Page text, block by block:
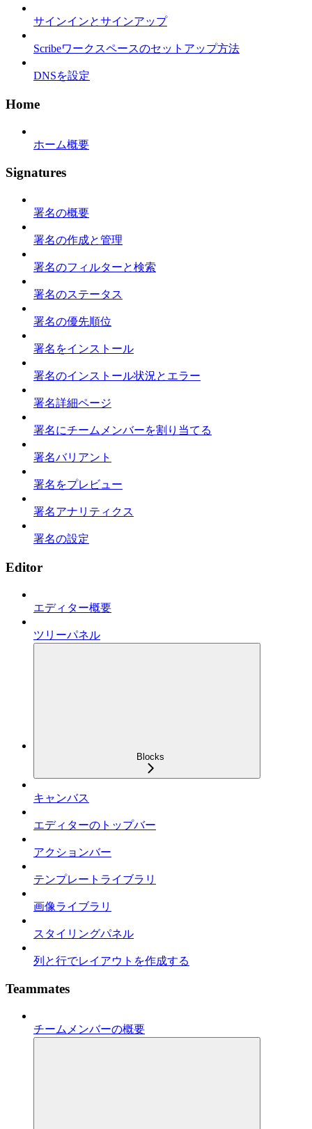
サインインとサインアップ
Scribeワークスペースのセットアップ方法
DNSを設定
Home
ホーム概要
Signatures
署名の概要
署名の作成と管理
署名のフィルターと検索
署名のステータス
署名の優先順位
署名をインストール
署名のインストール状況とエラー
署名詳細ページ
署名にチームメンバーを割り当てる
署名バリアント
署名をプレビュー
署名アナリティクス
署名の設定
Editor
エディター概要
ツリーパネル
Blocks
キャンバス
エディターのトップバー
アクションバー
テンプレートライブラリ
画像ライブラリ
スタイリングパネル
列と行でレイアウトを作成する
Teammates
チームメンバーの概要